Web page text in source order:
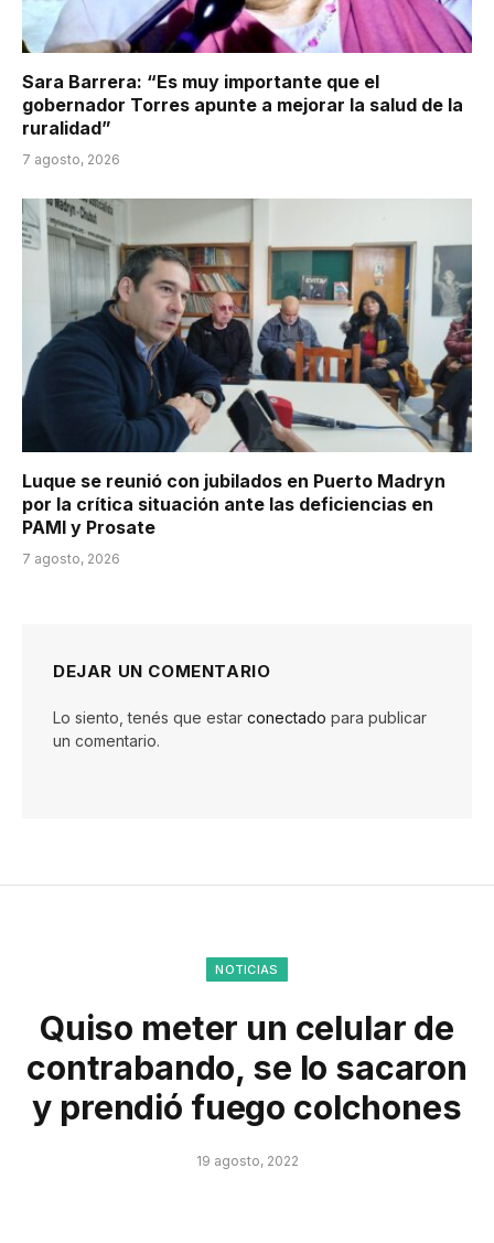
Sara Barrera: “Es muy importante que el
gobernador Torres apunte a mejorar la salud de la
ruralidad”
7 agosto, 2026
Luque se reunió con jubilados en Puerto Madryn
por la crítica situación ante las deficiencias en
PAMI y Prosate
7 agosto, 2026
DEJAR UN COMENTARIO
Lo siento, tenés que estar conectado para publicar
un comentario.
NOTICIAS
Quiso meter un celular de
contrabando, se lo sacaron
y prendió fuego colchones
19 agosto, 2022